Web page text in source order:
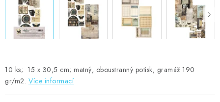
10 ks; 15 x 30,5 cm; matný, oboustranný potisk, gramáž 190
gr/m2. Více informací